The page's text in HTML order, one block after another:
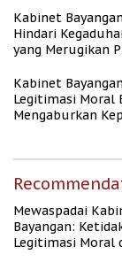
Kabinet
Hindari
yang Merugikan
Kabinet
Legitimasi Moral
Mengaburkan
Mewaspadai
Bayangan:
Legitimasi Moral